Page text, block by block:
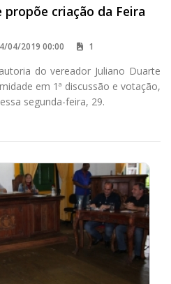
propõe criação da Feira
04/2019 00:00 1
do vereador Juliano Duarte
em 1ª discussão e votação,
segunda-feira, 29.